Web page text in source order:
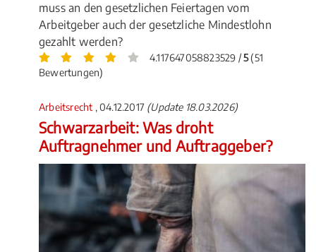
muss an den gesetzlichen Feiertagen vom
Arbeitgeber auch der gesetzliche Mindestlohn
gezahlt werden?
4.117647058823529 /5(51
Bewertungen)
Arbeitsrecht , 04.12.2017 (Update 18.03.2026)
Schwarzarbeit: Was droht
Auftragnehmer und Auftraggeber?